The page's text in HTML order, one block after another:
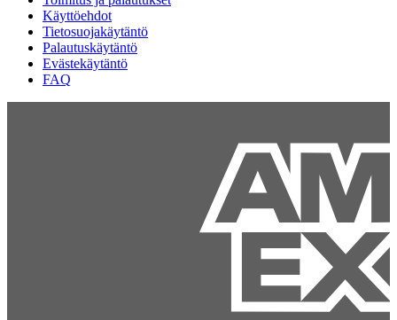
Käyttöehdot
Tietosuojakäytäntö
Palautuskäytäntö
Evästekäytäntö
FAQ